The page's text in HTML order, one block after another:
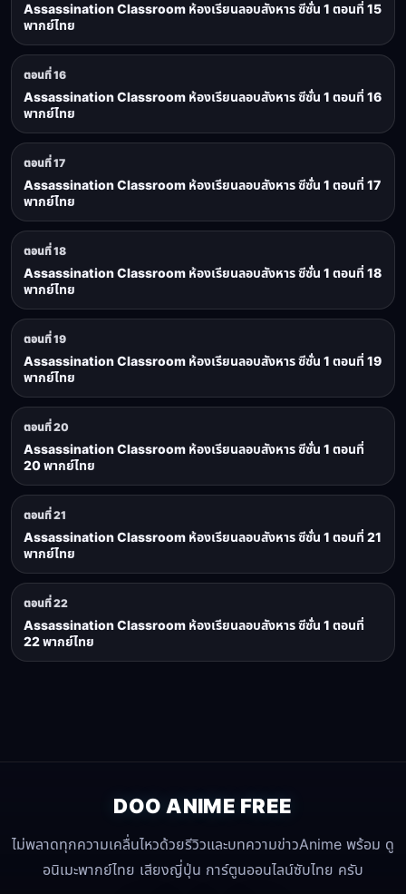
Assassination Classroom ห้องเรียนลอบสังหาร ซีซั่น 1 ตอนที่ 15
พากย์ไทย
ตอนที่ 16
Assassination Classroom ห้องเรียนลอบสังหาร ซีซั่น 1 ตอนที่ 16
พากย์ไทย
ตอนที่ 17
Assassination Classroom ห้องเรียนลอบสังหาร ซีซั่น 1 ตอนที่ 17
พากย์ไทย
ตอนที่ 18
Assassination Classroom ห้องเรียนลอบสังหาร ซีซั่น 1 ตอนที่ 18
พากย์ไทย
ตอนที่ 19
Assassination Classroom ห้องเรียนลอบสังหาร ซีซั่น 1 ตอนที่ 19
พากย์ไทย
ตอนที่ 20
Assassination Classroom ห้องเรียนลอบสังหาร ซีซั่น 1 ตอนที่
20 พากย์ไทย
ตอนที่ 21
Assassination Classroom ห้องเรียนลอบสังหาร ซีซั่น 1 ตอนที่ 21
พากย์ไทย
ตอนที่ 22
Assassination Classroom ห้องเรียนลอบสังหาร ซีซั่น 1 ตอนที่
22 พากย์ไทย
DOO ANIME FREE
ไม่พลาดทุกความเคลื่นไหวด้วยรีวิวและบทความข่าวAnime พร้อม ดู
อนิเมะพากย์ไทย เสียงญี่ปุ่น การ์ตูนออนไลน์ซับไทย ครับ